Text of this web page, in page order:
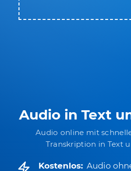
Audio in Text
Audio online mit
Transkription in Text
Kostenlos: Audio